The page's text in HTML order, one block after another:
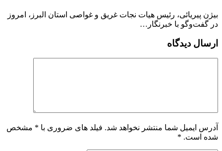
بیژن پیریائی، رئیس هیات نجات غریق و غواصی استان البرز، امروز
در گفت‌وگو با خبرنگار…
ارسال دیدگاه
آدرس ایمیل شما منتشر نخواهد شد. فیلد های ضروری با * مشخص
شده است. *